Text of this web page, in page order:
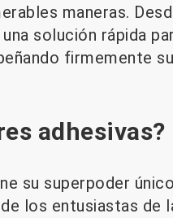
maneras.
solución rápida
firmemente su
adhesivas?
su superpoder
los entusiastas de